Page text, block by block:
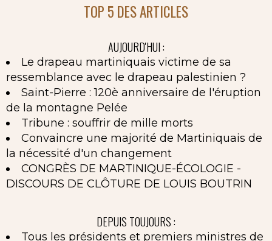
TOP 5 DES ARTICLES
AUJOURD'HUI :
Le drapeau martiniquais victime de sa
ressemblance avec le drapeau palestinien ?
Saint-Pierre : 120è anniversaire de l'éruption
de la montagne Pelée
Tribune : souffrir de mille morts
Convaincre une majorité de Martiniquais de
la nécessité d'un changement
CONGRÈS DE MARTINIQUE-ÉCOLOGIE -
DISCOURS DE CLÔTURE DE LOUIS BOUTRIN
DEPUIS TOUJOURS :
Tous les présidents et premiers ministres de